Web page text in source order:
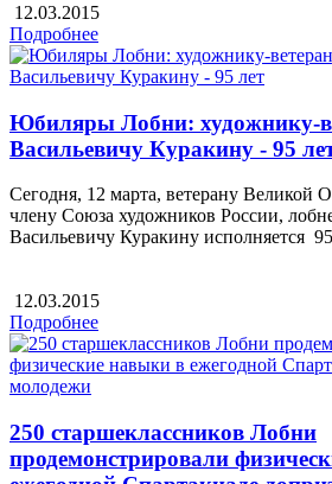
12.03.2015
Подробнее
Юбиляры Лобни: художнику-
Васильевичу Куракину - 95
Сегодня, 12 марта, ветерану Великой
члену Союза художников России,
Васильевичу Куракину исполняется
12.03.2015
Подробнее
250 старшеклассников Лобни
продемонстрировали